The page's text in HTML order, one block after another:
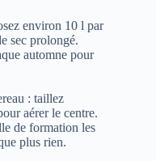
environ 10 l par
sec prolongé.
automne pour
: taillez
aérer le centre.
de formation les
plus rien.